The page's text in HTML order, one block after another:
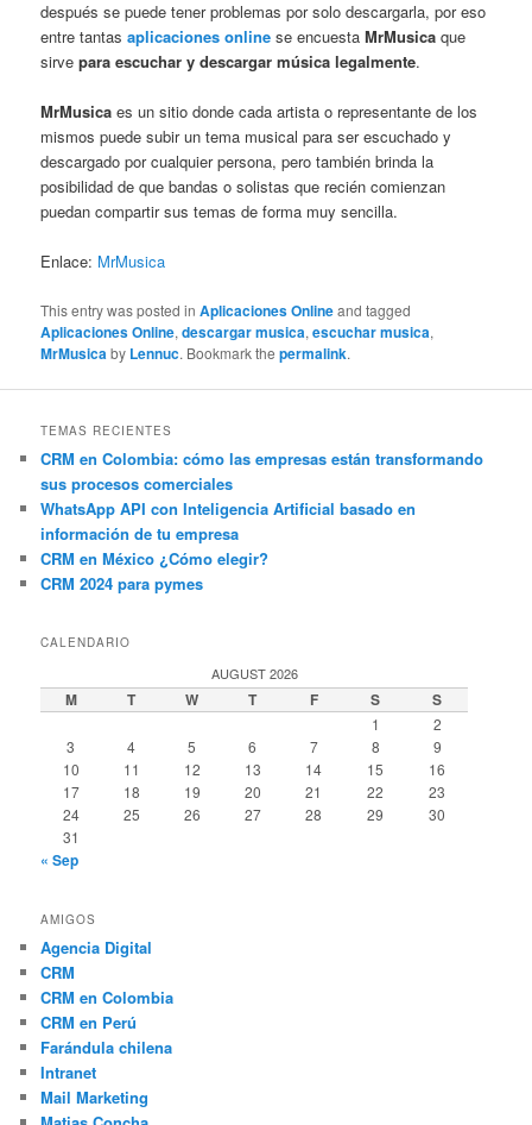
después se puede tener problemas por solo descargarla, por eso
entre tantasaplicaciones online se encuestaMrMusica que
sirvepara escuchar y descargar música legalmente.
MrMusica es un sitio donde cada artista o representante de los
mismos puede subir un tema musical para ser escuchado y
descargado por cualquier persona, pero también brinda la
posibilidad de que bandas o solistas que recién comienzan
puedan compartir sus temas de forma muy sencilla.
Enlace: MrMusica
This entry was posted inAplicaciones Onlineand tagged
Aplicaciones Online,descargar musica,escuchar musica,
MrMusica by Lennuc. Bookmark thepermalink.
TEMAS RECIENTES
CRM en Colombia: cómo las empresas están transformando
sus procesos comerciales
WhatsApp API con Inteligencia Artificial basado en
información de tu empresa
CRM en México ¿Cómo elegir?
CRM 2024 para pymes
CALENDARIO
AUGUST 2026
M T W T F S S
1
2
3
4 5 6 7 8
9
10
11 12 13 14 15
16
17
18 19 20 21 22
23
24
25 26 27 28 29
30
31
« Sep
AMIGOS
Agencia Digital
CRM
CRM en Colombia
CRM en Perú
Farándula chilena
Intranet
Mail Marketing